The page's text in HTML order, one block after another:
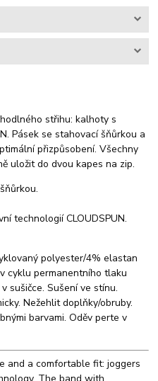
střihu: kalhoty s
Pásek se stahovací šňůrkou a
přizpůsobení. Všechny
uložit do dvou kapes na zip.
technologií CLOUDSPUN.
polyester/4% elastan
cyklu permanentního tlaku
sušičce. Sušení ve stínu.
Nežehlit doplňky/obruby.
barvami. Oděv perte v
and a comfortable fit: joggers
The band with